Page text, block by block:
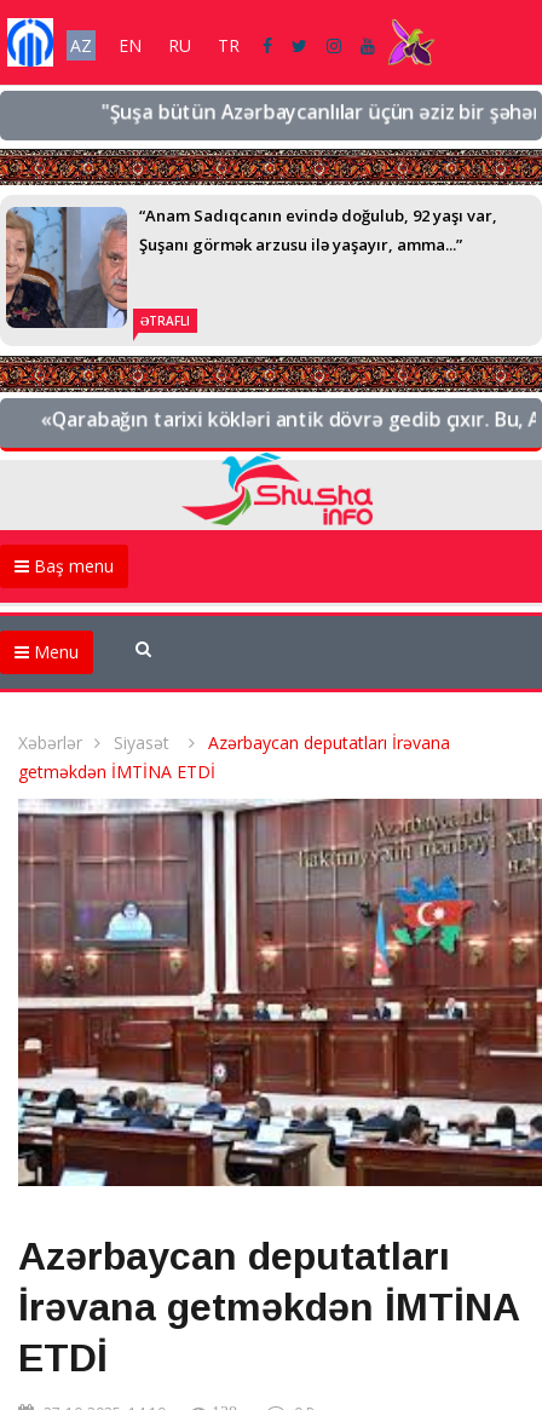
AZ EN RU TR
"Şuşa bütün Azərbaycanlılar üçün əziz bir
“Anam Sadıqcanın evində doğulub, 92 yaşı var,
Şuşanı görmək arzusu ilə yaşayır, amma...”
ƏTRAFLI
«Qarabağın tarixi kökləri antik dövrə gedib çıxır. Bu,
Baş menu
Menu
Xəbərlər Siyasət
Azərbaycan deputatları İrəvana
getməkdən İMTİNA ETDİ
Azərbaycan deputatları
İrəvana getməkdən İMTİNA
ETDİ